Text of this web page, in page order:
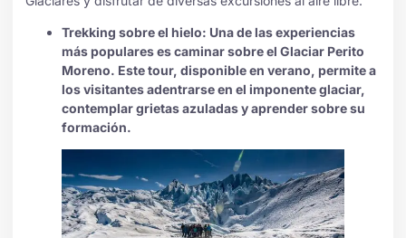
Trekking sobre el hielo: Una de las experiencias
más populares es caminar sobre el Glaciar Perito
Moreno. Este tour, disponible en verano, permite a
los visitantes adentrarse en el imponente glaciar,
contemplar grietas azuladas y aprender sobre su
formación.